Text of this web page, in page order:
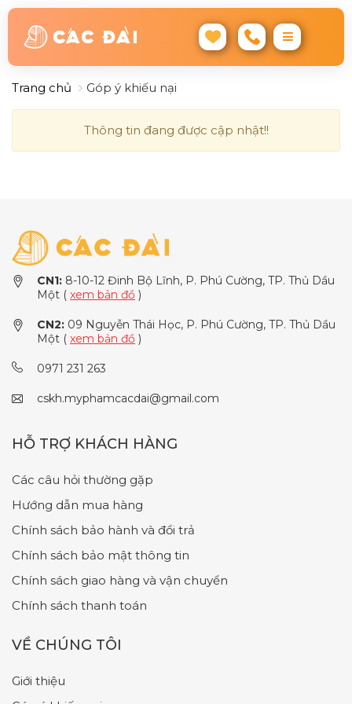
Trang chủ Góp ý khiếu nại
Thông tin đang được cập nhật!!
CN1: 8-10-12 Đinh Bộ Lĩnh, P. Phú Cường, TP. Thủ Dầu
Một ( xem bản đồ )
CN2: 09 Nguyễn Thái Học, P. Phú Cường, TP. Thủ Dầu
Một ( xem bản đồ )
0971 231 263
cskh.myphamcacdai@gmail.com
HỖ TRỢ KHÁCH HÀNG
Các câu hỏi thường gặp
Hướng dẫn mua hàng
Chính sách bảo hành và đổi trả
Chính sách bảo mật thông tin
Chính sách giao hàng và vận chuyển
Chính sách thanh toán
VỀ CHÚNG TÔI
Giới thiệu